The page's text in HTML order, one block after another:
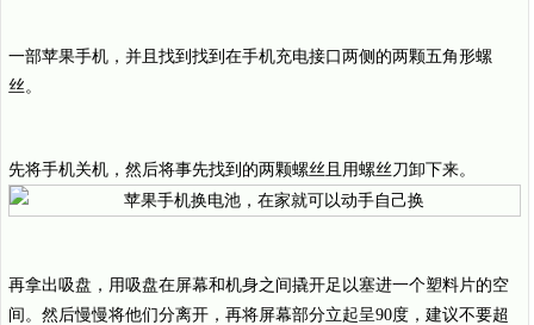
一部苹果手机，并且找到找到在手机充电接口两侧的两颗五角形螺
丝。
先将手机关机，然后将事先找到的两颗螺丝且用螺丝刀卸下来。
再拿出吸盘，用吸盘在屏幕和机身之间撬开足以塞进一个塑料片的空
间。然后慢慢将他们分离开，再将屏幕部分立起呈90度，建议不要超